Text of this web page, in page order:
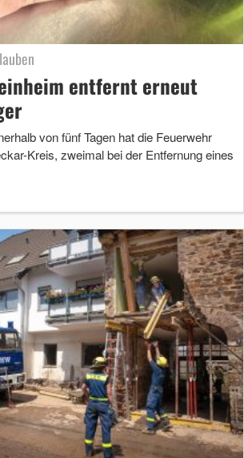
entfernt erneut
von fünf Tagen hat die Feuerwehr
Kreis, zweimal bei der Entfernung eines